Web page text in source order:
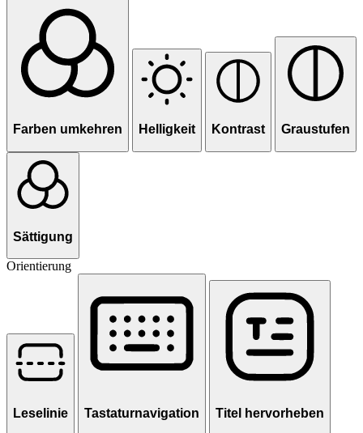
Farben umkehren Helligkeit Kontrast Graustufen
Sättigung
Orientierung
Leselinie Tastaturnavigation Titel hervorheben